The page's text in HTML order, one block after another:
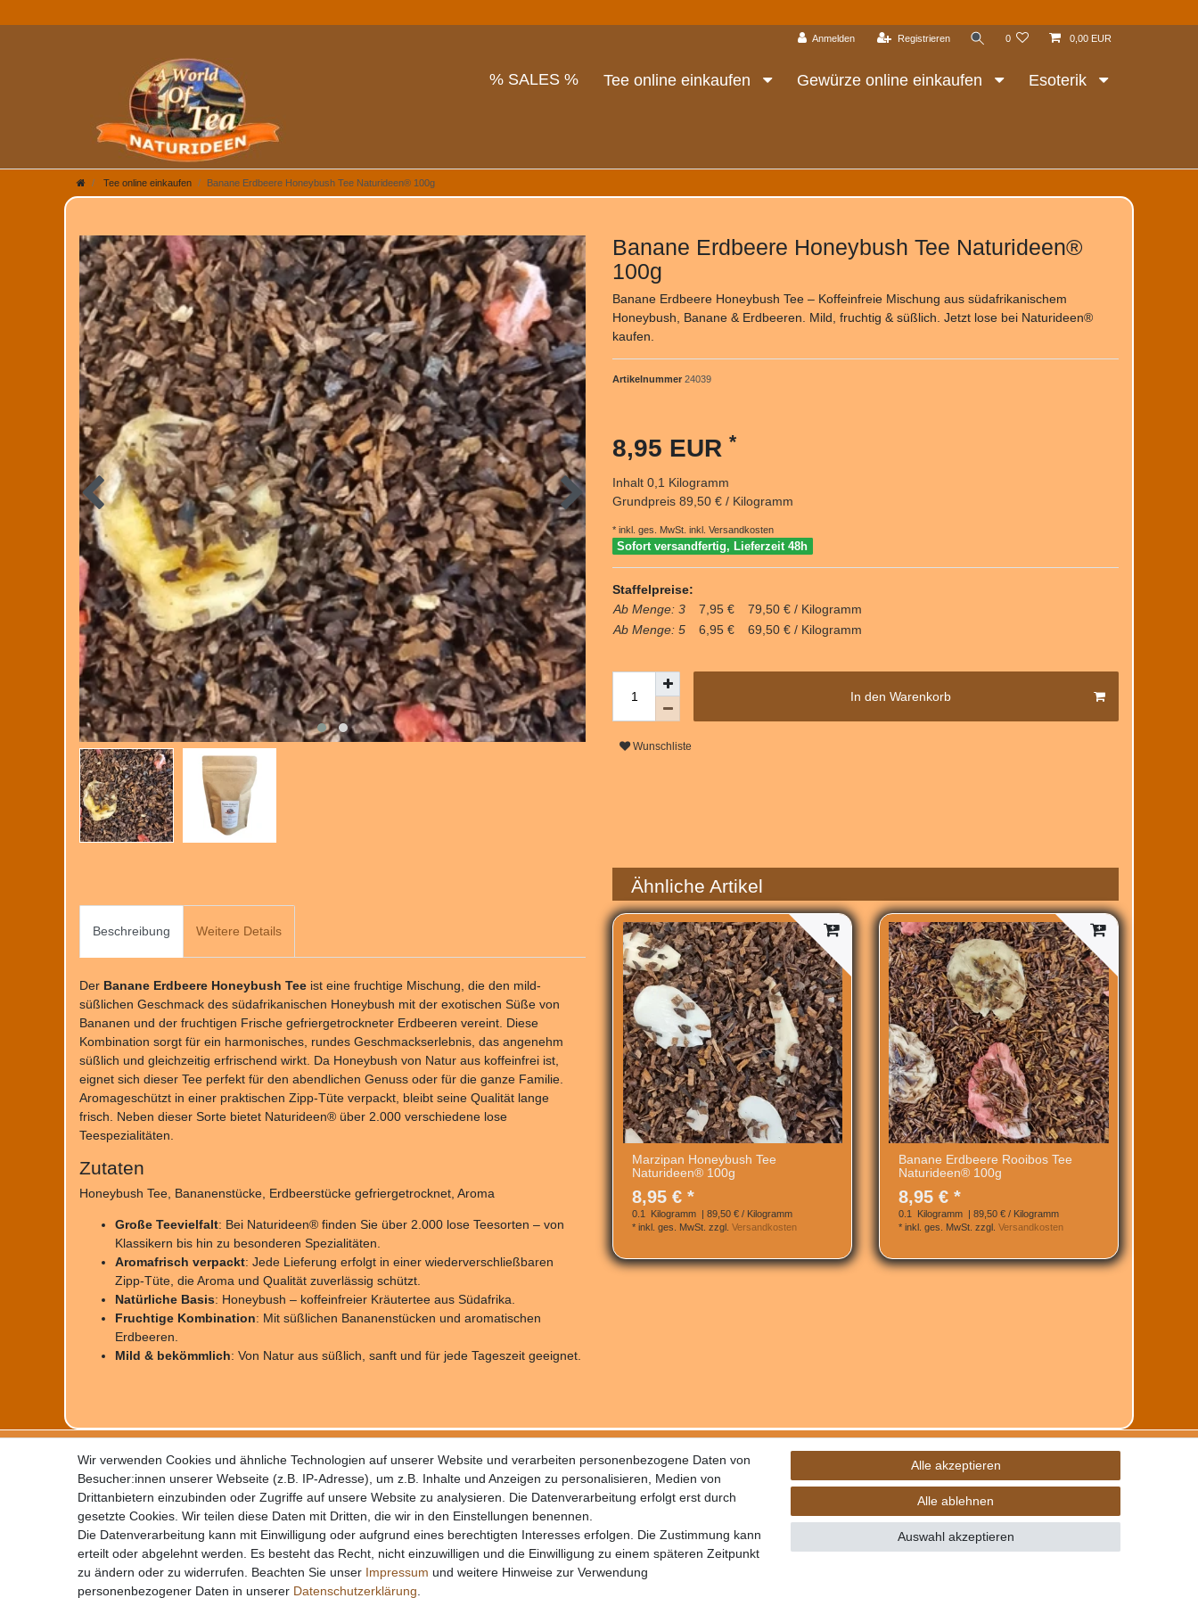
Anmelden Registrieren 0 0,00 EUR
% SALES % Tee online einkaufen Gewürze online einkaufen Esoterik
Tee online einkaufen Banane Erdbeere Honeybush Tee Naturideen® 100g
Banane Erdbeere Honeybush Tee Naturideen®
100g
Banane Erdbeere Honeybush Tee – Koffeinfreie Mischung aus südafrikanischem
Honeybush, Banane & Erdbeeren. Mild, fruchtig & süßlich. Jetzt lose bei Naturideen®
kaufen.
Artikelnummer 24039
8,95 EUR *
Inhalt 0,1 Kilogramm
Grundpreis 89,50 € / Kilogramm
* inkl. ges. MwSt. inkl. Versandkosten
Sofort versandfertig, Lieferzeit 48h
Staffelpreise:
Ab Menge: 3
7,95 €
79,50 € / Kilogramm
Ab Menge: 5
6,95 € 69,50 € / Kilogramm
In den Warenkorb
Wunschliste
Beschreibung Weitere Details
Der Banane Erdbeere Honeybush Tee ist eine fruchtige Mischung, die den mild-
süßlichen Geschmack des südafrikanischen Honeybush mit der exotischen Süße von
Bananen und der fruchtigen Frische gefriergetrockneter Erdbeeren vereint. Diese
Kombination sorgt für ein harmonisches, rundes Geschmackserlebnis, das angenehm
süßlich und gleichzeitig erfrischend wirkt. Da Honeybush von Natur aus koffeinfrei ist,
eignet sich dieser Tee perfekt für den abendlichen Genuss oder für die ganze Familie.
Aromageschützt in einer praktischen Zipp-Tüte verpackt, bleibt seine Qualität lange
frisch. Neben dieser Sorte bietet Naturideen® über 2.000 verschiedene lose
Teespezialitäten.
Zutaten
Honeybush Tee, Bananenstücke, Erdbeerstücke gefriergetrocknet, Aroma
Große Teevielfalt: Bei Naturideen® finden Sie über 2.000 lose Teesorten – von
Klassikern bis hin zu besonderen Spezialitäten.
Aromafrisch verpackt: Jede Lieferung erfolgt in einer wiederverschließbaren
Zipp-Tüte, die Aroma und Qualität zuverlässig schützt.
Natürliche Basis: Honeybush – koffeinfreier Kräutertee aus Südafrika.
Fruchtige Kombination: Mit süßlichen Bananenstücken und aromatischen
Erdbeeren.
Mild & bekömmlich: Von Natur aus süßlich, sanft und für jede Tageszeit geeignet.
Ähnliche Artikel
Marzipan Honeybush Tee
Naturideen® 100g
8,95 € *
0.1 Kilogramm | 89,50 € / Kilogramm
* inkl. ges. MwSt. zzgl. Versandkosten
Banane Erdbeere Rooibos Tee
Naturideen® 100g
8,95 € *
0.1 Kilogramm | 89,50 € / Kilogramm
* inkl. ges. MwSt. zzgl. Versandkosten
Impressum
Kontakt
Zahlung
Datenschutz
Widerrufsrecht
AGB
Wir verwenden Cookies und ähnliche Technologien auf unserer Website und verarbeiten personenbezogene Daten von
Besucher:innen unserer Webseite (z.B. IP-Adresse), um z.B. Inhalte und Anzeigen zu personalisieren, Medien von
Drittanbietern einzubinden oder Zugriffe auf unsere Website zu analysieren. Die Datenverarbeitung erfolgt erst durch
gesetzte Cookies. Wir teilen diese Daten mit Dritten, die wir in den Einstellungen benennen.
Die Datenverarbeitung kann mit Einwilligung oder aufgrund eines berechtigten Interesses erfolgen. Die Zustimmung kann
erteilt oder abgelehnt werden. Es besteht das Recht, nicht einzuwilligen und die Einwilligung zu einem späteren Zeitpunkt
zu ändern oder zu widerrufen. Beachten Sie unser Impressum und weitere Hinweise zur Verwendung
personenbezogener Daten in unserer Daten­schutz­erklärung
Alle akzeptieren
Alle ablehnen
Auswahl akzeptieren